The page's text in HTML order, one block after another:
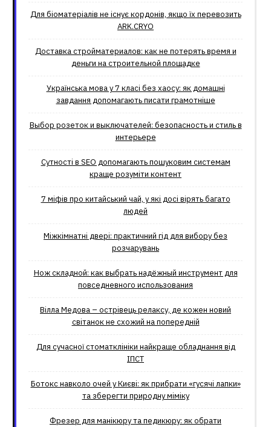
Для біоматеріалів не існує кордонів, якщо їх перевозить
ARK.CRYO
Доставка стройматериалов: как не потерять время и
деньги на строительной площадке
Українська мова у 7 класі без хаосу: як домашні
завдання допомагають писати грамотніше
Выбор розеток и выключателей: безопасность и стиль в
интерьере
Сутності в SEO допомагають пошуковим системам
краще розуміти контент
7 міфів про китайський чай, у які досі вірять багато
людей
Міжкімнатні двері: практичний гід для вибору без
розчарувань
Нож складной: как выбрать надёжный инструмент для
повседневного использования
Вілла Медова – острівець релаксу, де кожен новий
світанок не схожий на попередній
Для сучасної стоматклініки найкраще обладнання від
ІПСТ
Ботокс навколо очей у Києві: як прибрати «гусячі лапки»
та зберегти природну міміку
Фрезер для манікюру та педикюру: як обрати